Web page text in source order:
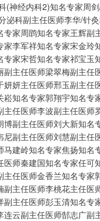
(神经内科2)知名专家周
泌科副主任医师李华/针
专家周鹍知名专家王辉副
家李军祥知名专家宋金
专家宋哲知名专家祁宝
副主任医师梁翠梅副主任
妍妍主任医师邢玉副主任
崧知名专家郭翔宇知名专
主任医师李波副主任医师
博副主任医师刘大新知
尼副主任医师刘慧副主任
马建岭知名专家焦扬知名
医师秦建国知名专家任可
主任医师金香兰知名专
副主任医师李桃花主任医
副主任医师彭玉清知名专
连云副主任医师郜志广